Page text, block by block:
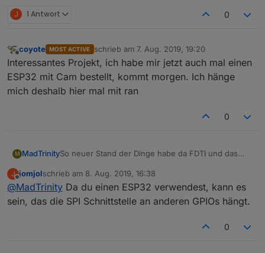
J 1 Antwort 0
coyote MOST ACTIVE schrieb am 7. Aug. 2019, 19:20
zuletzt editiert von
Interessantes Projekt, ich habe mir jetzt auch mal einen
ESP32 mit Cam bestellt, kommt morgen. Ich hänge
mich deshalb hier mal mit ran
0
M MadTrinitySo neuer Stand der Dinge habe da FDTI und das
port gesteckt
jetzt scheint es zu laufen zeigt dennoch einen
Fehler
Connected to Charlie
J
Offline
jomjolschrieb am 8. Aug. 2019, 16:38
zuletzt editiert von
@MadTrinity Da du einen ESP32 verwendest, kann es
sein, das die SPI Schnittstelle an anderen GPIOs hängt.
0